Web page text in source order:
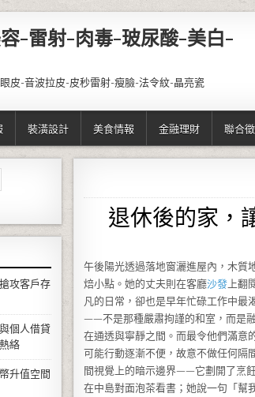
-雷射-肉毒-玻尿酸-美白-
皮-音波拉皮-皮秒雷射-瘦臉-法令紋-晶亮瓷
裝潢設計 美食情報 金融理財 聯合
退休後的家，
午後陽光透過落地窗灑進屋內，木質
焙小點。她的丈夫則在客廳沙發 上翻
凡的日常，卻也是早年忙碌工作中最
——不是那種嚴肅拘謹的和室，而是
在通透與寧靜之間。而最令他們滿意
可能行動逐漸不便，故意不做任何隔
間視覺上的暗示邊界——它劃開了烹
在中島對面泡茶看書；她說一句「幫
攻客戶存
個人借貸
絡
升值空間